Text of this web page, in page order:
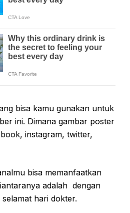
bisa kamu gunakan untuk
ini. Dimana gambar poster
instagram, twitter,
bisa memanfaatkan
adalah dengan
hari dokter.